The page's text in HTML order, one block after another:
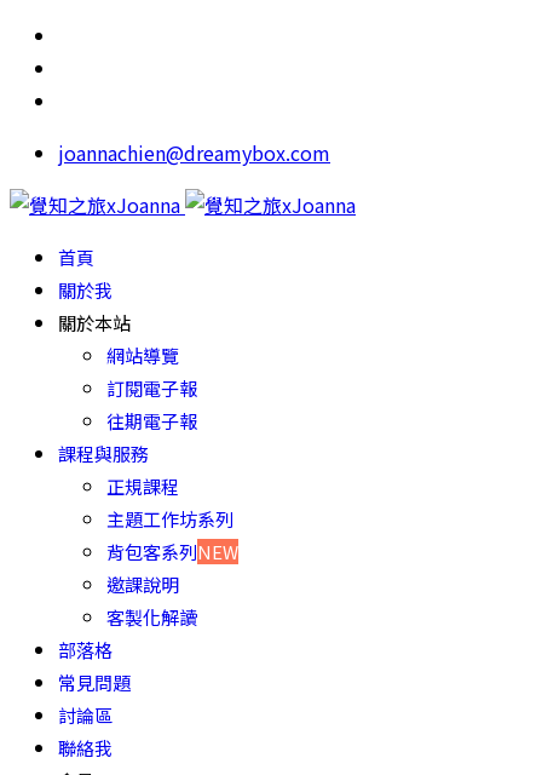
joannachien@dreamybox.com
首頁
關於我
關於本站
網站導覽
訂閱電子報
往期電子報
課程與服務
正規課程
主題工作坊系列
背包客系列NEW
邀課說明
客製化解讀
部落格
常見問題
討論區
聯絡我